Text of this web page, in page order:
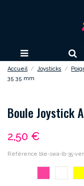
Accueil Joysticks
35 35 mm
Boule Joystick
2,50 €
Référence ble-swa-lb-35-